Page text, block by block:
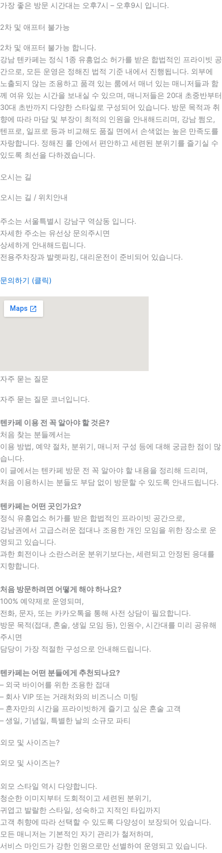
가장 좋은 방문 시간대는 오후7시 – 오후9시 입니다.
2차 및 애프터 불가능
2차 및 애프터 불가능 합니다.
강남 텐카페는 정식 1종 유흥업소 허가를 받은 합법적인 프라이빗 공
간으로, 모든 운영은 정해진 법적 기준 내에서 진행됩니다. 외부에
노출되지 않는 조용하고 품격 있는 룸에서 매너 있는 매니저들과 함
께 여유 있는 시간을 보내실 수 있으며, 매니저들은 20대 초중반부터
30대 초반까지 다양한 스타일로 구성되어 있습니다. 방문 목적과 취
향에 따라 마담 및 부장이 최적의 인원을 안내해드리며, 강남 쩜오,
텐프로, 일프로 등과 비교해도 품질 면에서 손색없는 높은 만족도를
자랑합니다. 정해진 룰 안에서 편안하고 세련된 분위기를 즐기실 수
있도록 최선을 다하겠습니다.
오시는 길
오시는 길 / 위치안내
주소는 서울특별시 강남구 역삼동 입니다.
자세한 주소는 유선상 문의주시면
상세하게 안내해드립니다.
전용주차장과 발렛파킹, 대리운전이 준비되어 있습니다.
문의하기 (클릭)
자주 묻는 질문
자주 묻는 질문 코너입니다.
텐카페 이용 전 꼭 알아야 할 것은?
처음 찾는 분들께서는
이용 방법, 예약 절차, 분위기, 매니저 구성 등에 대해 궁금한 점이 많
습니다.
이 글에서는 텐카페 방문 전 꼭 알아야 할 내용을 정리해 드리며,
처음 이용하시는 분들도 부담 없이 방문할 수 있도록 안내드립니다.
텐카페는 어떤 곳인가요?
정식 유흥업소 허가를 받은 합법적인 프라이빗 공간으로,
강남권에서 고급스러운 접대나 조용한 개인 모임을 위한 장소로 운
영되고 있습니다.
과한 회전이나 소란스러운 분위기보다는, 세련되고 안정된 응대를
지향합니다.
처음 방문하려면 어떻게 해야 하나요?
100% 예약제로 운영되며,
전화, 문자, 또는 카카오톡을 통해 사전 상담이 필요합니다.
방문 목적(접대, 혼술, 생일 모임 등), 인원수, 시간대를 미리 공유해
주시면
담당이 가장 적절한 구성으로 안내해드립니다.
텐카페는 어떤 분들에게 추천되나요?
– 외국 바이어를 위한 조용한 접대
– 회사 VIP 또는 거래처와의 비즈니스 미팅
– 혼자만의 시간을 프라이빗하게 즐기고 싶은 혼술 고객
– 생일, 기념일, 특별한 날의 소규모 파티
외모 및 사이즈는?
외모 및 사이즈는?
외모 스타일 역시 다양합니다.
청순한 이미지부터 도회적이고 세련된 분위기,
귀엽고 발랄한 스타일, 성숙하고 지적인 타입까지
고객 취향에 따라 선택할 수 있도록 다양성이 보장되어 있습니다.
모든 매니저는 기본적인 자기 관리가 철저하며,
서비스 마인드가 강한 인원으로만 선별하여 운영되고 있습니다.